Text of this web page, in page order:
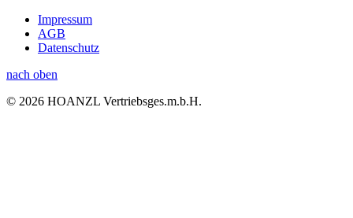
Impressum
AGB
Datenschutz
nach oben
© 2026 HOANZL Vertriebsges.m.b.H.